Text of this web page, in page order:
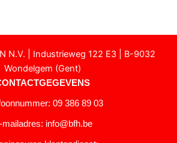
N.V. | Industrieweg 122 E3 | B-9032
Wondelgem (Gent)
09 386 89 03
mailadres: info@bfh.be